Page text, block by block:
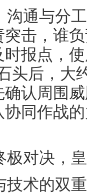
沟通与分
突击，谁
报点，
头后，大
认周围
同作战
极对决，
技术的双